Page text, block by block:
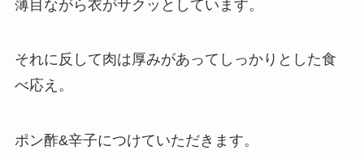
薄目ながら衣がサクッとしています。
それに反して肉は厚みがあってしっかりとした食
べ応え。
ポン酢&辛子につけていただきます。